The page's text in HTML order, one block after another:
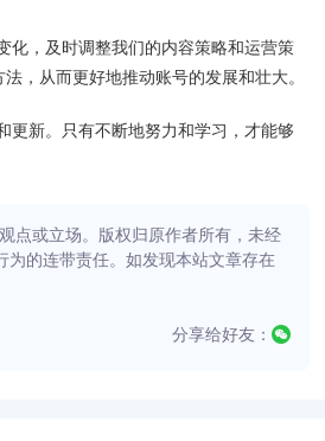
化，及时调整我们的内容策略和运营策
，从而更好地推动账号的发展和壮大。
更新。只有不断地努力和学习，才能够
点或立场。版权归原作者所有，未经
为的连带责任。如发现本站文章存在
分享给好友：